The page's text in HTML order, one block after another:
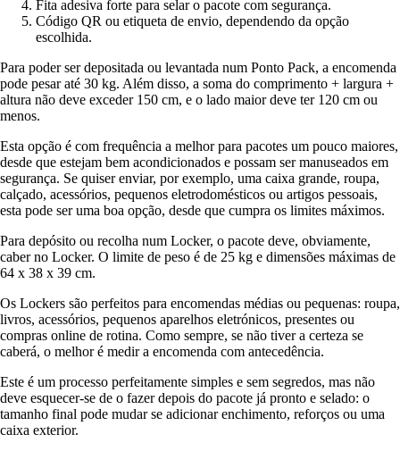
Fita adesiva forte para selar o pacote com segurança.
Código QR ou etiqueta de envio, dependendo da opção
escolhida.
Para poder ser depositada ou levantada num Ponto Pack, a encomenda
pode pesar até 30 kg. Além disso, a soma do comprimento + largura +
altura não deve exceder 150 cm, e o lado maior deve ter 120 cm ou
menos.
Esta opção é com frequência a melhor para pacotes um pouco maiores,
desde que estejam bem acondicionados e possam ser manuseados em
segurança. Se quiser enviar, por exemplo, uma caixa grande, roupa,
calçado, acessórios, pequenos eletrodomésticos ou artigos pessoais,
esta pode ser uma boa opção, desde que cumpra os limites máximos.
Para depósito ou recolha num Locker, o pacote deve, obviamente,
caber no Locker. O limite de peso é de 25 kg e dimensões máximas de
64 x 38 x 39 cm.
Os Lockers são perfeitos para encomendas médias ou pequenas: roupa,
livros, acessórios, pequenos aparelhos eletrónicos, presentes ou
compras online de rotina. Como sempre, se não tiver a certeza se
caberá, o melhor é medir a encomenda com antecedência.
Este é um processo perfeitamente simples e sem segredos, mas não
deve esquecer-se de o fazer depois do pacote já pronto e selado: o
tamanho final pode mudar se adicionar enchimento, reforços ou uma
caixa exterior.